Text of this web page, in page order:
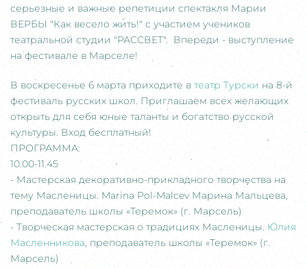
серьезные и важные репетиции спектакля Марии
ВЕРБЫ "Как весело жить!" с участием учеников
театральной студии "РАССВЕТ". Впереди - выступление
на фестивале в Марселе!
В воскресенье 6 марта приходите в театр Турски на 8-й
фестиваль русских школ. Приглашаем всех желающих
открыть для себя юные таланты и богатство русской
культуры. Вход бесплатный!
ПРОГРАММА:
10.00-11.45
- Мастерская декоративно-прикладного творчества на
тему Масленицы. Marina Pol-Malcev Марина Мальцева,
преподаватель школы «Теремок» (г. Марсель)
- Творческая мастерская о традициях Масленицы. Юлия
Масленникова, преподаватель школы «Теремок» (г.
Марсель)